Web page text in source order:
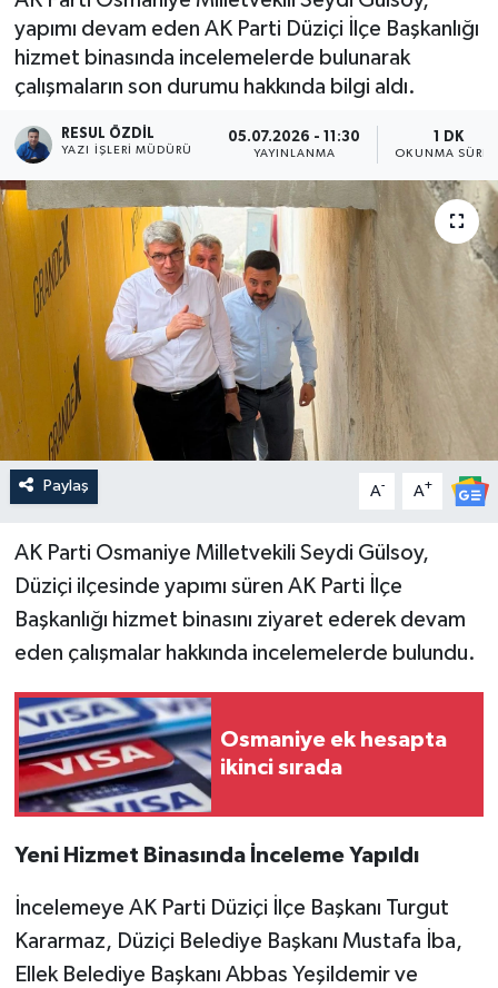
yapımı devam eden AK Parti Düziçi İlçe Başkanlığı
hizmet binasında incelemelerde bulunarak
çalışmaların son durumu hakkında bilgi aldı.
RESUL ÖZDIL
YAZI İŞLERI MÜDÜRÜ
05.07.2026 - 11:30
YAYINLANMA
1 DK
OKUNMA
Paylaş A- A+
AK Parti Osmaniye Milletvekili Seydi Gülsoy,
Düziçi ilçesinde yapımı süren AK Parti İlçe
Başkanlığı hizmet binasını ziyaret ederek devam
eden çalışmalar hakkında incelemelerde bulundu.
Osmaniye ek hesapta
ikinci sırada
Yeni Hizmet Binasında İnceleme Yapıldı
İncelemeye AK Parti Düziçi İlçe Başkanı Turgut
Kararmaz, Düziçi Belediye Başkanı Mustafa İba,
Ellek Belediye Başkanı Abbas Yeşildemir ve